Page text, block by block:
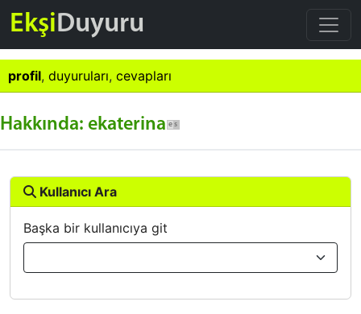
EkşiDuyuru
profil, duyuruları, cevapları
Hakkında: ekaterina
Kullanıcı Ara
Başka bir kullanıcıya git